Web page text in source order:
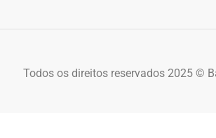
Todos os direitos reservados 2025 ©